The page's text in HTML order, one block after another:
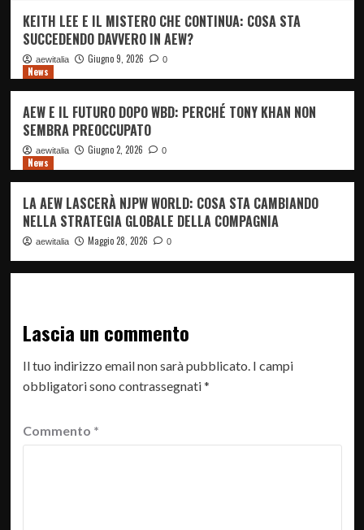
KEITH LEE E IL MISTERO CHE CONTINUA: COSA STA
SUCCEDENDO DAVVERO IN AEW?
aewitalia Giugno 9, 2026 0
News
AEW E IL FUTURO DOPO WBD: PERCHÉ TONY KHAN NON
SEMBRA PREOCCUPATO
aewitalia Giugno 2, 2026 0
News
LA AEW LASCERÀ NJPW WORLD: COSA STA CAMBIANDO
NELLA STRATEGIA GLOBALE DELLA COMPAGNIA
aewitalia Maggio 28, 2026 0
Lascia un commento
Il tuo indirizzo email non sarà pubblicato. I campi
obbligatori sono contrassegnati*
Commento *